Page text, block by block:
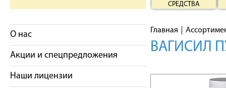
СРЕДСТВА
О нас
Акции и спецпредложения
Наши лицензии
Главная
ВАГИСИЛ